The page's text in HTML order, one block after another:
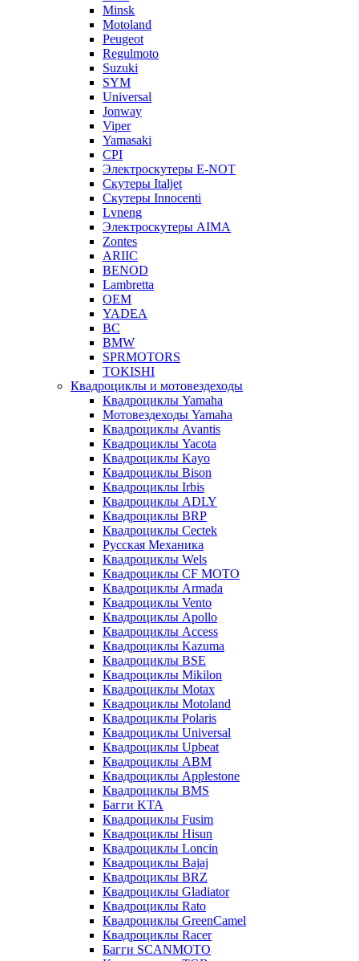
Minsk
Motoland
Peugeot
Regulmoto
Suzuki
SYM
Universal
Jonway
Viper
Yamasaki
CPI
Электроскутеры E-NOT
Скутеры Italjet
Скутеры Innocenti
Lvneng
Электроскутеры AIMA
Zontes
ARIIC
BENOD
Lambretta
OEM
YADEA
BC
BMW
SPRMOTORS
TOKISHI
Квадроциклы и мотовездеходы
Квадроциклы Yamaha
Мотовездеходы Yamaha
Квадроциклы Avantis
Квадроциклы Yacota
Квадроциклы Kayo
Квадроциклы Bison
Квадроциклы Irbis
Квадроциклы ADLY
Квадроциклы BRP
Квадроциклы Cectek
Русская Механика
Квадроциклы Wels
Квадроциклы CF MOTO
Квадроциклы Armada
Квадроциклы Vento
Квадроциклы Apollo
Квадроциклы Access
Квадроциклы Kazuma
Квадроциклы BSE
Квадроциклы Mikilon
Квадроциклы Motax
Квадроциклы Motoland
Квадроциклы Polaris
Квадроциклы Universal
Квадроциклы Upbeat
Квадроциклы ABM
Квадроциклы Applestone
Квадроциклы BMS
Багги KTA
Квадроциклы Fusim
Квадроциклы Hisun
Квадроциклы Loncin
Квадроциклы Bajaj
Квадроциклы BRZ
Квадроциклы Gladiator
Квадроциклы Rato
Квадроциклы GreenCamel
Квадроциклы Racer
Багги SCANMOTO